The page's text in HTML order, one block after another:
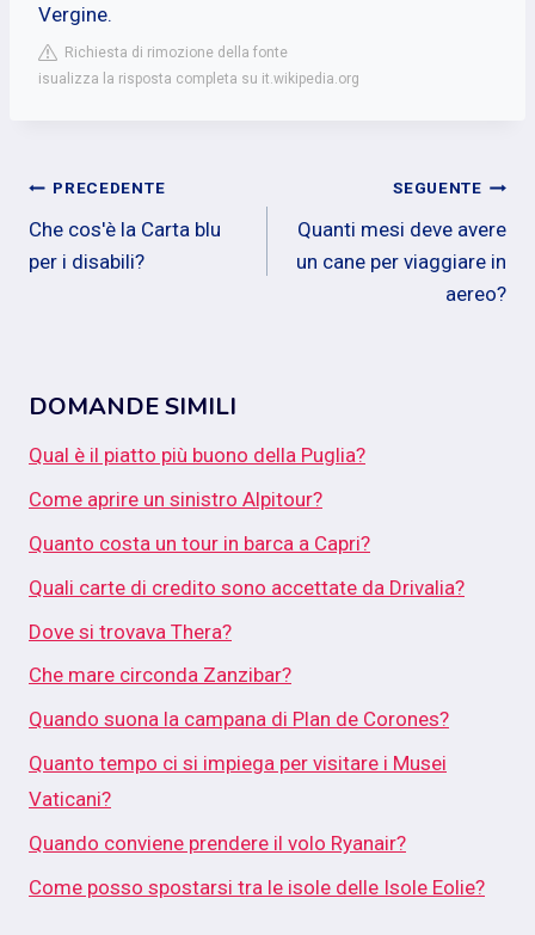
Vergine.
Richiesta di rimozione della fonte
isualizza la risposta completa su it.wikipedia.org
Navigazione
articoli
PRECEDENTE
Che cos'è la Carta blu
per i disabili?
SEGUENTE
Quanti mesi deve avere
un cane per viaggiare in
aereo?
DOMANDE SIMILI
Qual è il piatto più buono della Puglia?
Come aprire un sinistro Alpitour?
Quanto costa un tour in barca a Capri?
Quali carte di credito sono accettate da Drivalia?
Dove si trovava Thera?
Che mare circonda Zanzibar?
Quando suona la campana di Plan de Corones?
Quanto tempo ci si impiega per visitare i Musei
Vaticani?
Quando conviene prendere il volo Ryanair?
Come posso spostarsi tra le isole delle Isole Eolie?